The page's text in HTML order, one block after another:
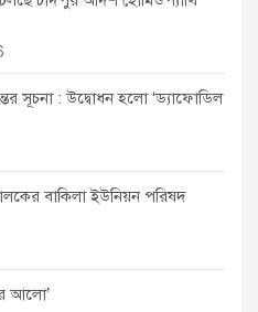
সূচনা : উদ্বোধন হলো ‘ড্যাফোডিল
বাকিলা ইউনিয়ন পরিষদ
আলো’